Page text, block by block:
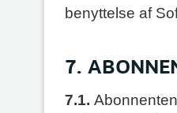
benyttelse af
7.
7.1.